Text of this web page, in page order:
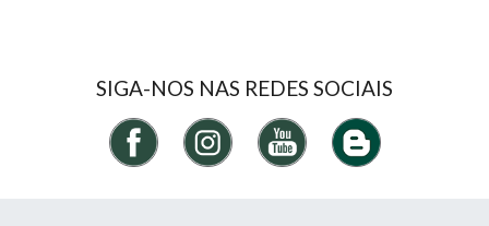
SIGA-NOS NAS REDES SOCIAIS